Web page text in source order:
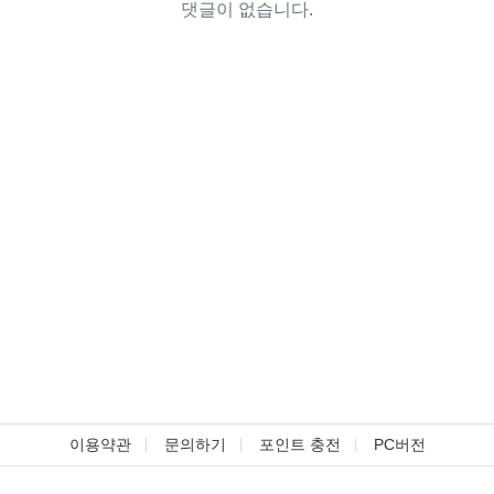
댓글이 없습니다.
이용약관 문의하기 포인트 충전 PC버전